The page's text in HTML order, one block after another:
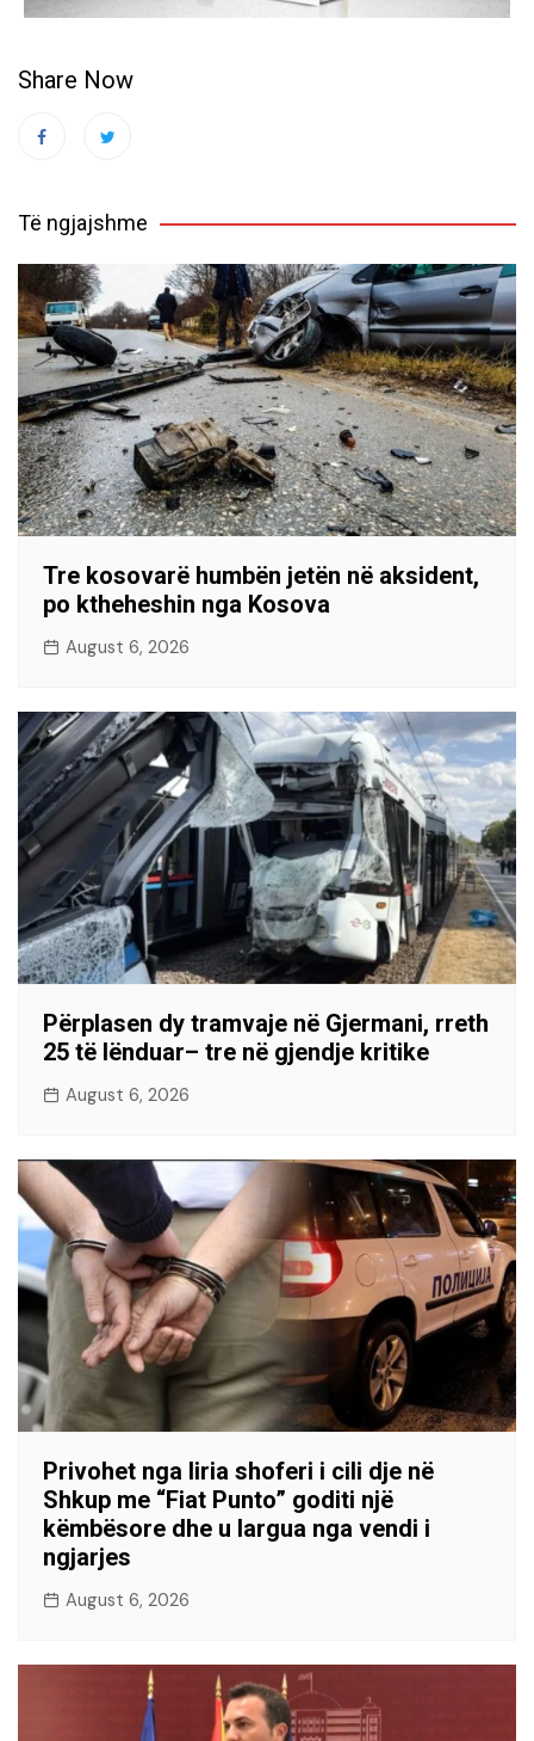
Share Now
Të ngjajshme
Tre kosovarë humbën jetën në aksident,
po ktheheshin nga Kosova
August 6, 2026
Përplasen dy tramvaje në Gjermani, rreth
25 të lënduar– tre në gjendje kritike
August 6, 2026
Privohet nga liria shoferi i cili dje në
Shkup me “Fiat Punto” goditi një
këmbësore dhe u largua nga vendi i
ngjarjes
August 6, 2026